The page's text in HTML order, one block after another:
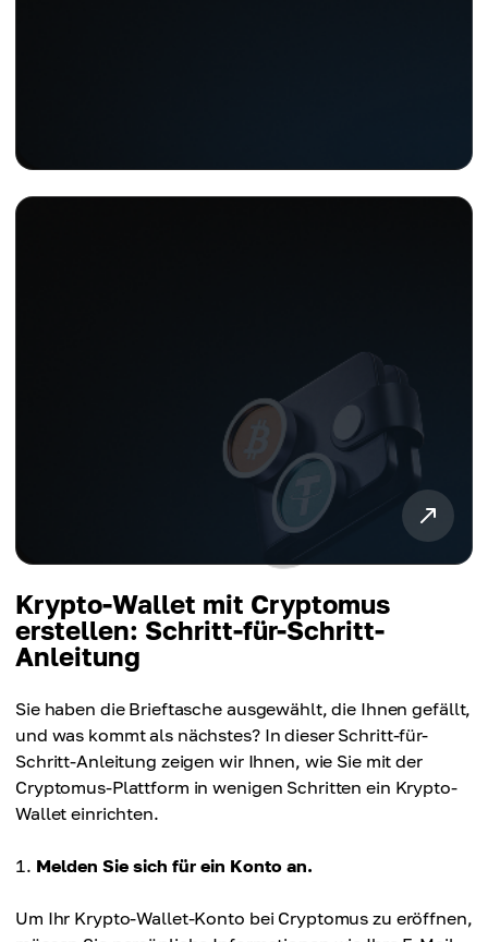
Krypto-Wallet mit Cryptomus
erstellen: Schritt-für-Schritt-
Anleitung
Sie haben die Brieftasche ausgewählt, die Ihnen gefällt,
und was kommt als nächstes? In dieser Schritt-für-
Schritt-Anleitung zeigen wir Ihnen, wie Sie mit der
Cryptomus-Plattform in wenigen Schritten ein Krypto-
Wallet einrichten.
Melden Sie sich für ein Konto an.
Um Ihr Krypto-Wallet-Konto bei Cryptomus zu eröffnen,